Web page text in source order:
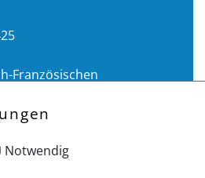
Französischen
Notwendig